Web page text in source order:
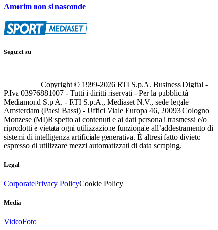
Amorim non si nasconde
Seguici su
Copyright © 1999-2026 RTI S.p.A. Business Digital -
P.Iva 03976881007 - Tutti i diritti riservati - Per la pubblicità
Mediamond S.p.A. - RTI S.p.A., Mediaset N.V., sede legale
Amsterdam (Paesi Bassi) - Uffici Viale Europa 46, 20093 Cologno
Monzese (MI)Rispetto ai contenuti e ai dati personali trasmessi e/o
riprodotti è vietata ogni utilizzazione funzionale all’addestramento di
sistemi di intelligenza artificiale generativa. È altresì fatto divieto
espresso di utilizzare mezzi automatizzati di data scraping.
Legal
CorporatePrivacy PolicyCookie Policy
Media
VideoFoto